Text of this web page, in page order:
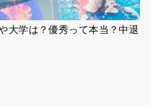
大学は？優秀って本当？中退